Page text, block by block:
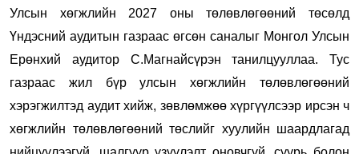
Улсын хөгжлийн 2027 оны төлөвлөгөөний төсөлд
Үндэсний аудитын газраас өгсөн саналыг Монгол Улсын
Ерөнхий аудитор С.Магнайсүрэн танилцууллаа. Тус
газраас жил бүр улсын хөгжлийн төлөвлөгөөний
хэрэгжилтэд аудит хийж, зөвлөмжөө хүргүүлсээр ирсэн ч
хөгжлийн төлөвлөгөөний төслийг хуулийн шаардлагад